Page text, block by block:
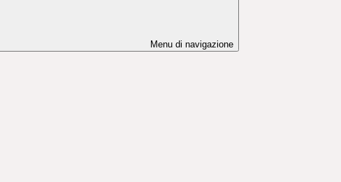
Menu di navigazione